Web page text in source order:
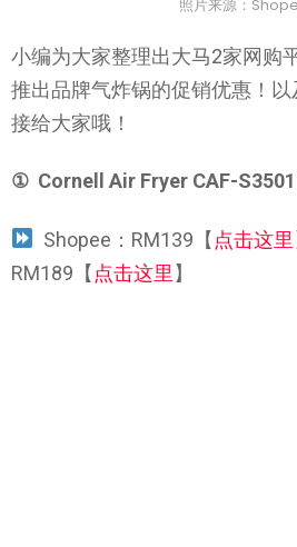
照片来源：
小编为大家整理出大马2家网购
推出品牌气炸锅的促销优惠！
接给大家哦！
① Cornell Air Fryer CAF-
Shopee：RM139【点击这里
RM189【点击这里】